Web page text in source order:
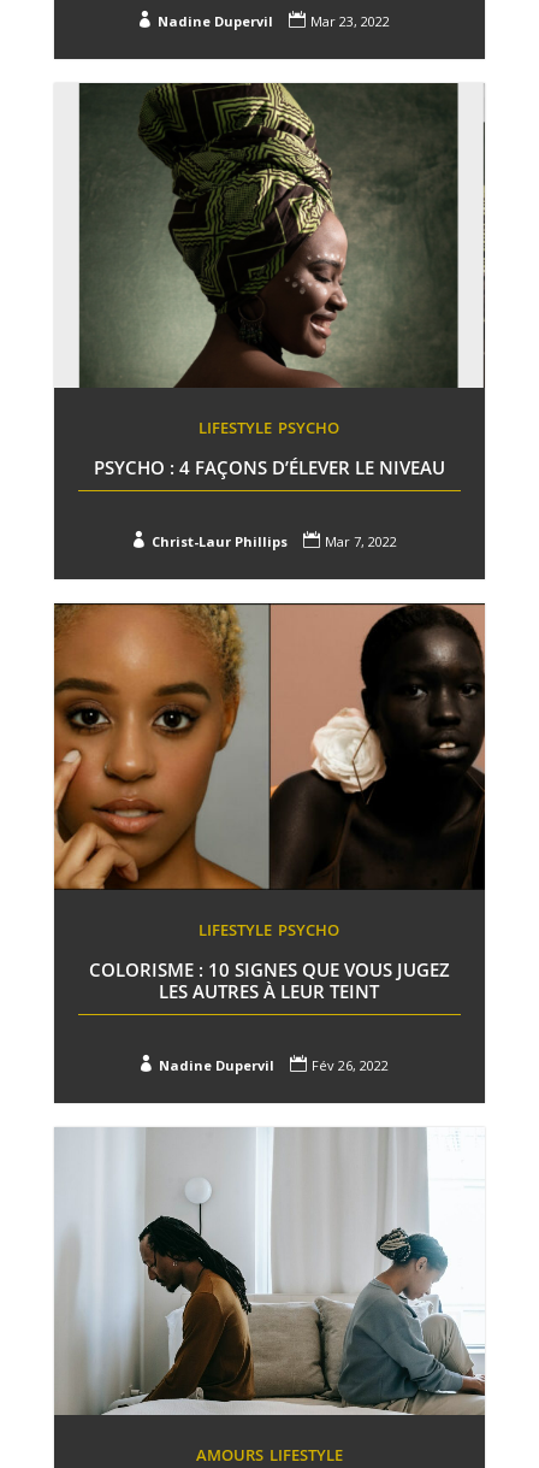
 Nadine Dupervil  Mar 23, 2022
LIFESTYLE PSYCHO
PSYCHO : 4 FAÇONS D’ÉLEVER LE NIVEAU
 Christ-Laur Phillips  Mar 7, 2022
LIFESTYLE PSYCHO
COLORISME : 10 SIGNES QUE VOUS JUGEZ
LES AUTRES À LEUR TEINT
 Nadine Dupervil  Fév 26, 2022
AMOURS LIFESTYLE